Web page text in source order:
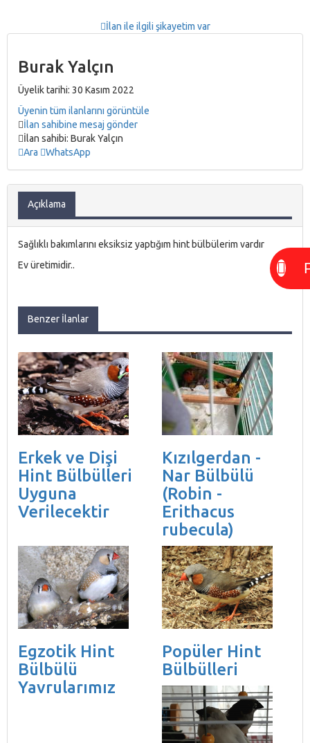
İlan ile ilgili şikayetim var
Burak Yalçın
Üyelik tarihi: 30 Kasım 2022
Üyenin tüm ilanlarını görüntüle
İlan sahibine mesaj gönder
İlan sahibi: Burak Yalçın
Ara
WhatsApp
Açıklama
Sağlıklı bakımlarını eksiksiz yaptığım hint bülbülerim vardır
Ev üretimidir..
Benzer İlanlar
Erkek ve Dişi
Hint Bülbülleri
Uyguna
Verilecektir
Kızılgerdan -
Nar Bülbülü
(Robin -
Erithacus
rubecula)
Egzotik Hint
Bülbülü
Yavrularımız
Popüler Hint
Bülbülleri